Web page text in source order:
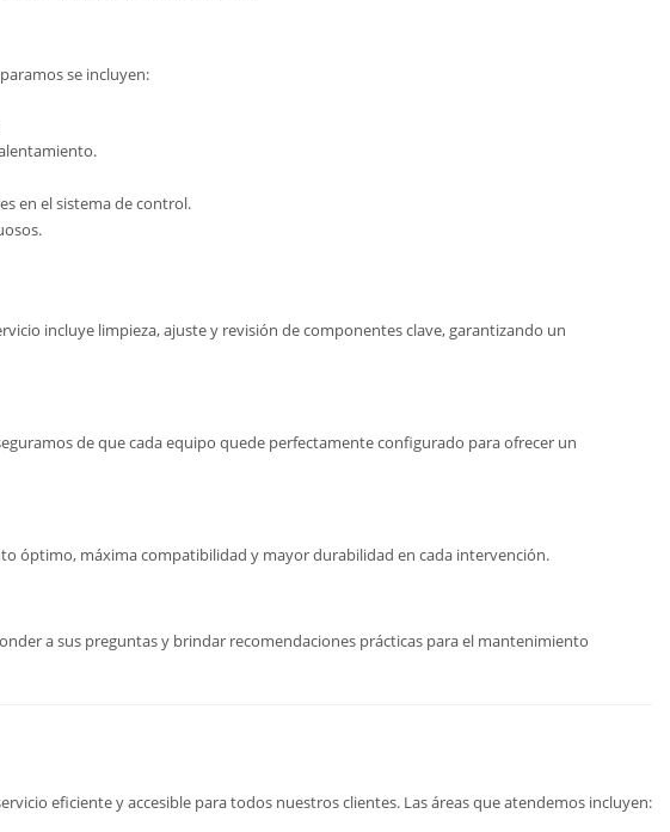
se incluyen:
en el sistema de control.
incluye limpieza, ajuste y revisión de componentes clave, garantizando un
de que cada equipo quede perfectamente configurado para ofrecer un
óptimo, máxima compatibilidad y mayor durabilidad en cada intervención.
a sus preguntas y brindar recomendaciones prácticas para el mantenimiento
eficiente y accesible para todos nuestros clientes. Las áreas que atendemos incluyen: